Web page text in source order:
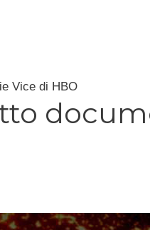
Vice di HBO